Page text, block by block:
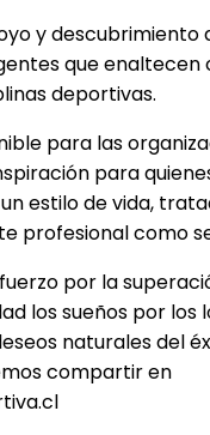
y descubrimiento
que enaltecen
deportivas.
para las
para
estilo de vida,
profesional como
por la
los sueños por los
naturales del
compartir en